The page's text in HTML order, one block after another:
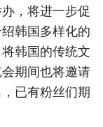
，将进一步促
韩国多样化的
韩国的传统文
期间也将邀请
已有粉丝们期